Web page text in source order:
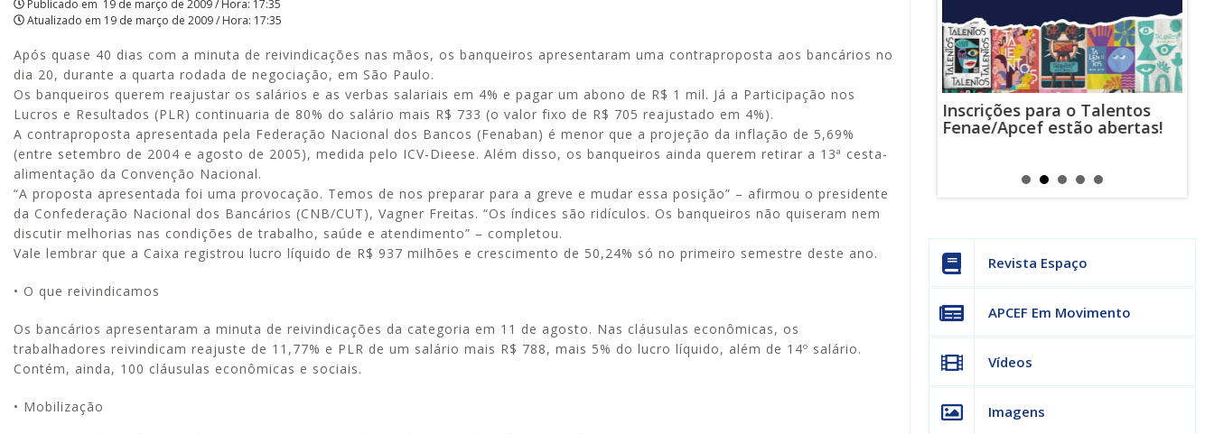
greve
|
APCEF/SP
Publicado em 19 de março de 2009 / Hora: 17:35
Atualizado em 19 de março de 2009 / Hora: 17:35
Após quase 40 dias com a minuta de reivindicações nas mãos, os banqueiros apresentaram uma contraproposta aos bancários no
dia 20, durante a quarta rodada de negociação, em São Paulo.
Os banqueiros querem reajustar os salários e as verbas salariais em 4% e pagar um abono de R$ 1 mil. Já a Participação nos
Lucros e Resultados (PLR) continuaria de 80% do salário mais R$ 733 (o valor fixo de R$ 705 reajustado em 4%).
A contraproposta apresentada pela Federação Nacional dos Bancos (Fenaban) é menor que a projeção da inflação de 5,69%
(entre setembro de 2004 e agosto de 2005), medida pelo ICV-Dieese. Além disso, os banqueiros ainda querem retirar a 13ª cesta-
alimentação da Convenção Nacional.
“A proposta apresentada foi uma provocação. Temos de nos preparar para a greve e mudar essa posição” – afirmou o presidente
da Confederação Nacional dos Bancários (CNB/CUT), Vagner Freitas. “Os índices são ridículos. Os banqueiros não quiseram nem
discutir melhorias nas condições de trabalho, saúde e atendimento” – completou.
Vale lembrar que a Caixa registrou lucro líquido de R$ 937 milhões e crescimento de 50,24% só no primeiro semestre deste ano.
• O que reivindicamos
Os bancários apresentaram a minuta de reivindicações da categoria em 11 de agosto. Nas cláusulas econômicas, os
trabalhadores reivindicam reajuste de 11,77% e PLR de um salário mais R$ 788, mais 5% do lucro líquido, além de 14º salário.
Contém, ainda, 100 cláusulas econômicas e sociais.
• Mobilização
Aproveite a parceria da Apcef
com o Sesi e invista em saúde
e momentos de lazer!
Alerta: golpistas usam
WhatsApp e e-mail para
enviar falsas mensagens
sobre processos judiciais
Inscrições para o Talentos
Fenae/Apcef estão abertas!
Revista Espaço
APCEF Em Movimento
Vídeos
Imagens